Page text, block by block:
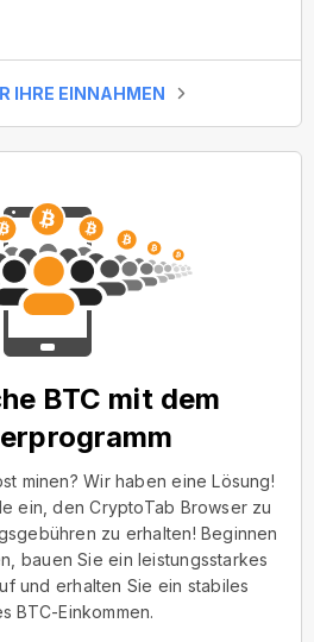
IHRE EINNAHMEN
BTC mit dem
minen? Wir haben eine Lösung!
ein, den CryptoTab Browser zu
zu erhalten! Beginnen
bauen Sie ein leistungsstarkes
und erhalten Sie ein stabiles
BTC-Einkommen.